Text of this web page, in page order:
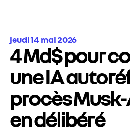
jeudi 14 mai 2026
4 Md$ pour
une IA
procès
en délibéré